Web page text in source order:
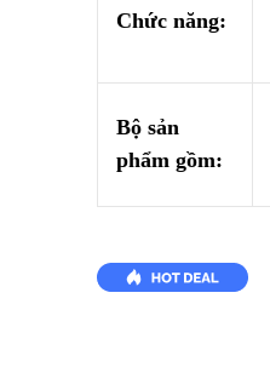
Chức năng:
Bộ sản
phẩm gồm: